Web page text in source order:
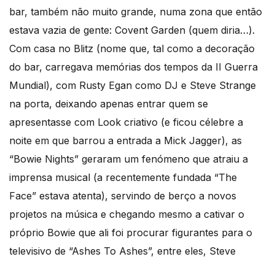
bar, também não muito grande, numa zona que então
estava vazia de gente: Covent Garden (quem diria…).
Com casa no Blitz (nome que, tal como a decoração
do bar, carregava memórias dos tempos da II Guerra
Mundial), com Rusty Egan como DJ e Steve Strange
na porta, deixando apenas entrar quem se
apresentasse com Look criativo (e ficou célebre a
noite em que barrou a entrada a Mick Jagger), as
“Bowie Nights” geraram um fenómeno que atraiu a
imprensa musical (a recentemente fundada “The
Face” estava atenta), servindo de berço a novos
projetos na música e chegando mesmo a cativar o
próprio Bowie que ali foi procurar figurantes para o
televisivo de “Ashes To Ashes”, entre eles, Steve